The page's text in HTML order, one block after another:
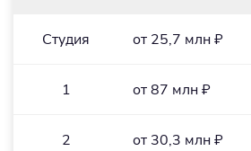
Студия от 25,7 млн ₽
1 от 87 млн ₽
2 от 30,3 млн ₽